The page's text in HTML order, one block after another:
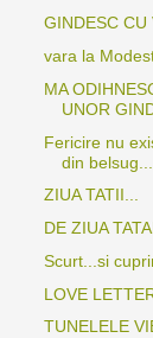
GINDESC CU
vara la
MA
UNOR
Fericire nu
din belsug...
ZIUA TATII...
DE ZIUA
Scurt...si
LOVE
TUNELELE